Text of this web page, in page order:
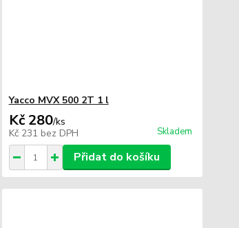
Yacco MVX 500 2T 1 l
Kč 280/ks
Kč 231 bez DPH Skladem
Přidat do košíku